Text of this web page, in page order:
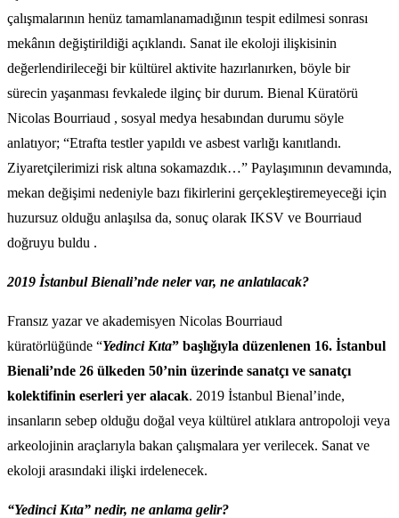
çalışmalarının henüz tamamlanamadığının tespit edilmesi sonrası
mekânın değiştirildiği açıklandı. Sanat ile ekoloji ilişkisinin
değerlendirileceği bir kültürel aktivite hazırlanırken, böyle bir
sürecin yaşanması fevkalede ilginç bir durum. Bienal Küratörü
Nicolas Bourriaud , sosyal medya hesabından durumu söyle
anlatıyor; “Etrafta testler yapıldı ve asbest varlığı kanıtlandı.
Ziyaretçilerimizi risk altına sokamazdık…” Paylaşımının devamında,
mekan değişimi nedeniyle bazı fikirlerini gerçekleştiremeyeceği için
huzursuz olduğu anlaşılsa da, sonuç olarak IKSV ve Bourriaud
doğruyu buldu .
2019 İstanbul Bienali’nde neler var, ne anlatılacak?
Fransız yazar ve akademisyen Nicolas Bourriaud
küratörlüğünde “Yedinci Kıta” başlığıyla düzenlenen 16. İstanbul
Bienali’nde 26 ülkeden 50’nin üzerinde sanatçı ve sanatçı
kolektifinin eserleri yer alacak. 2019 İstanbul Bienal’inde,
insanların sebep olduğu doğal veya kültürel atıklara antropoloji veya
arkeolojinin araçlarıyla bakan çalışmalara yer verilecek. Sanat ve
ekoloji arasındaki ilişki irdelenecek.
“Yedinci Kıta” nedir, ne anlama gelir?